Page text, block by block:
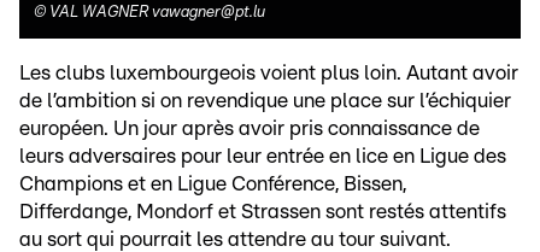
© VAL WAGNER vawagner@pt.lu
Les clubs luxembourgeois voient plus loin. Autant avoir
de l’ambition si on revendique une place sur l’échiquier
européen. Un jour après avoir pris connaissance de
leurs adversaires pour leur entrée en lice en Ligue des
Champions et en Ligue Conférence, Bissen,
Differdange, Mondorf et Strassen sont restés attentifs
au sort qui pourrait les attendre au tour suivant.